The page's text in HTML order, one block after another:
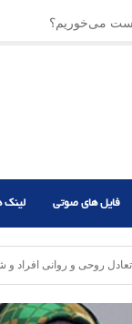
می‌خوریم؟
فایل های صوتی لینک
روحی و روانی افراد